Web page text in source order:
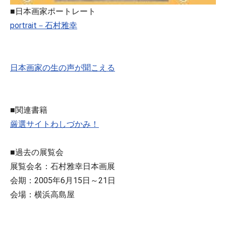
■日本画家ポートレート
portrait－石村雅幸
日本画家の生の声が聞こえる
■関連書籍
厳選サイトわしづかみ！
■過去の展覧会
展覧会名：石村雅幸日本画展
会期：2005年6月15日～21日
会場：横浜高島屋